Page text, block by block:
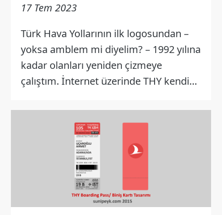
17 Tem 2023
Türk Hava Yollarının ilk logosundan –
yoksa amblem mi diyelim? – 1992 yılına
kadar olanları yeniden çizmeye
çalıştım. İnternet üzerinde THY kendi…